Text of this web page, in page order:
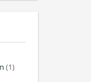
(1)